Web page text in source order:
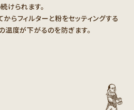
けられます。
らフィルターと粉をセッティングする
温度が下がるのを防ぎます。